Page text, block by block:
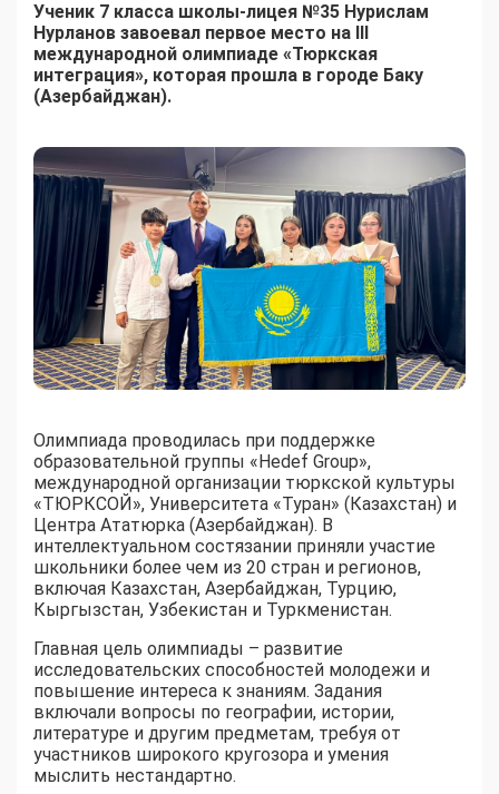
Ученик 7 класса школы-лицея №35 Нурислам
Нурланов завоевал первое место на III
международной олимпиаде «Тюркская
интеграция», которая прошла в городе Баку
(Азербайджан).
Олимпиада проводилась при поддержке
образовательной группы «Hedef Group»,
международной организации тюркской культуры
«ТЮРКСОЙ», Университета «Туран» (Казахстан) и
Центра Ататюрка (Азербайджан). В
интеллектуальном состязании приняли участие
школьники более чем из 20 стран и регионов,
включая Казахстан, Азербайджан, Турцию,
Кыргызстан, Узбекистан и Туркменистан.
Главная цель олимпиады – развитие
исследовательских способностей молодежи и
повышение интереса к знаниям. Задания
включали вопросы по географии, истории,
литературе и другим предметам, требуя от
участников широкого кругозора и умения
мыслить нестандартно.